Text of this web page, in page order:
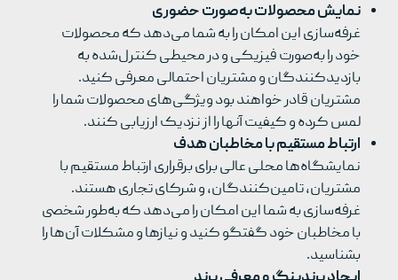
نمایش محصولات به‌صورت حضوری
غرفه‌سازی این امکان را به شما می‌دهد که محصولات
خود را به‌صورت فیزیکی و در محیطی کنترل‌شده به
بازدیدکنندگان و مشتریان احتمالی معرفی کنید.
مشتریان قادر خواهند بود ویژگی‌های محصولات شما را
لمس کرده و کیفیت آنها را از نزدیک ارزیابی کنند.
ارتباط مستقیم با مخاطبان هدف
نمایشگاه‌ها محلی عالی برای برقراری ارتباط مستقیم با
مشتریان، تامین‌کنندگان، و شرکای تجاری هستند.
غرفه‌سازی به شما این امکان را می‌دهد که به‌طور شخصی
با مخاطبان خود گفتگو کنید و نیازها و مشکلات آن‌ها را
بشناسید.